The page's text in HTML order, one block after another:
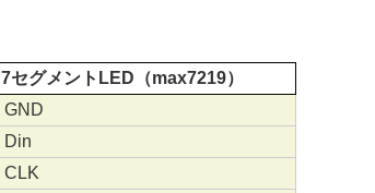
7セグメントLED（max7219）
GND
Din
CLK